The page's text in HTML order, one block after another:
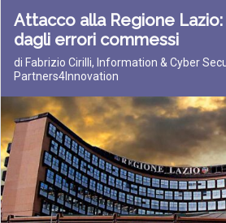
Attacco alla Regione
dagli errori commessi
di Fabrizio Cirilli, Information & Cyber
Partners4Innovation